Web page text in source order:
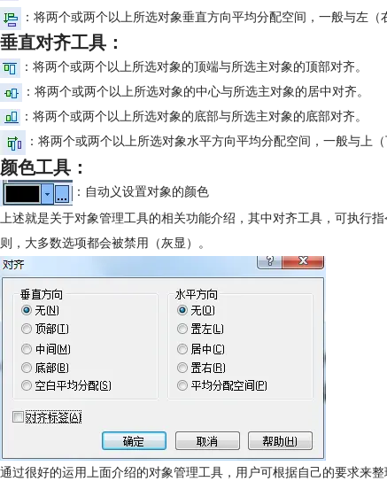
：将两个或两个以上所选对象垂直方向平均分配空间，一般与左（
垂直对齐工具：
：将两个或两个以上所选对象的顶端与所选主对象的顶部对齐。
：将两个或两个以上所选对象的中心与所选主对象的居中对齐。
：将两个或两个以上所选对象的底部与所选主对象的底部对齐。
：将两个或两个以上所选对象水平方向平均分配空间，一般与上（
颜色工具：
：自动义设置对象的颜色
上述就是关于对象管理工具的相关功能介绍，其中对齐工具，可执行
则，大多数选项都会被禁用（灰显）。
通过很好的运用上面介绍的对象管理工具，用户可根据自己的要求来整